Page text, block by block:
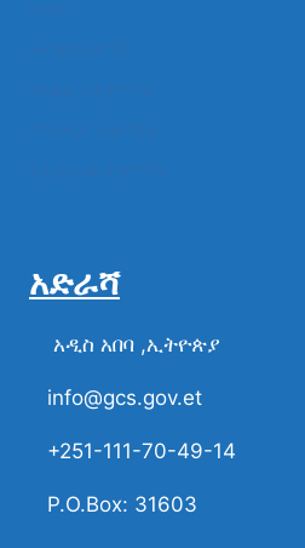
አድራሻ
አዲስ አበባ ,ኢትዮጵያ
info@gcs.gov.et
+251-111-70-49-14
P.O.Box: 31603